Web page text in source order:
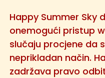
Happy Summer Sky
onemogući pristup
slučaju procjene da
neprikladan način.
zadržava pravo